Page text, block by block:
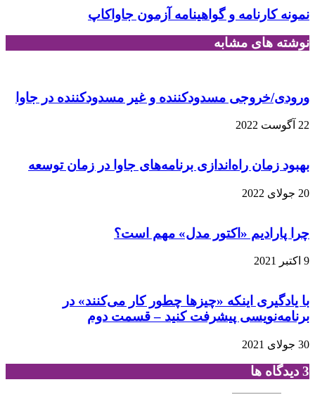
نمونه کارنامه و گواهینامه آزمون جاواکاپ
نوشته های مشابه
ورودی/خروجی مسدودکننده و غیر مسدودکننده در جاوا
22 آگوست 2022
بهبود زمان راه‌اندازی برنامه‌های جاوا در زمان توسعه
20 جولای 2022
چرا پارادیم «اکتور مدل» مهم است؟
9 اکتبر 2021
با یادگیری اینکه «چیزها چطور کار می‌کنند» در
برنامه‌نویسی پیشرفت کنید – قسمت دوم
30 جولای 2021
‫3 دیدگاه ها